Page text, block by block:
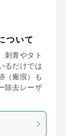
ついて
刺青やタト
るだけでは
（瘢痕）も
除去レーザ